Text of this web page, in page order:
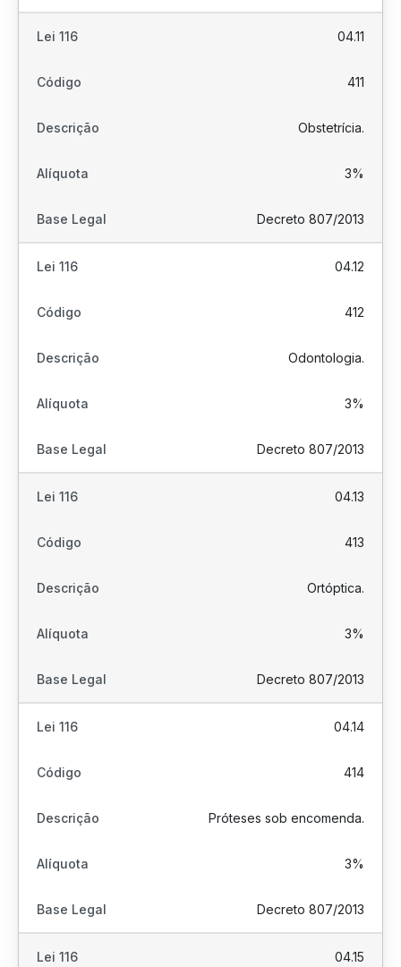
04.11
411
Obstetrícia.
3%
Decreto 807/2013
04.12
412
Odontologia.
3%
Decreto 807/2013
04.13
413
Ortóptica.
3%
Decreto 807/2013
04.14
414
Próteses sob encomenda.
3%
Decreto 807/2013
04.15